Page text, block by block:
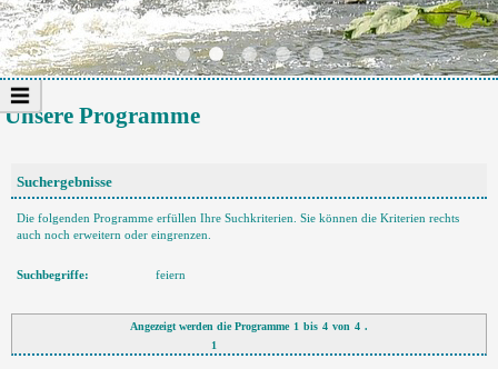
Unsere Programme
Suchergebnisse
Die folgenden Programme erfüllen Ihre Suchkriterien. Sie können die Kriterien rechts
auch noch erweitern oder eingrenzen.
Suchbegriffe: feiern
Angezeigt werden die Programme 1 bis 4 von 4 .
1